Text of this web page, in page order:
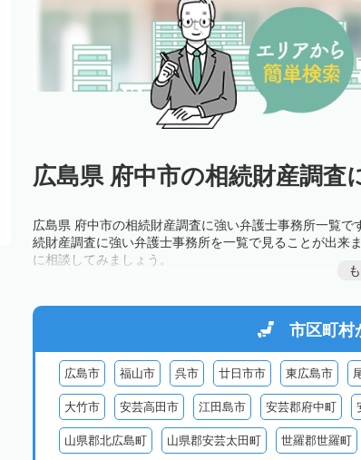
広島県 府中市の相続財産調査
広島県 府中市の相続財産調査に強い弁護士事務所一覧
続財産調査に強い弁護士事務所を一覧で見ることが出来
に相談してみましょう。
市区町村
広島市 福山市 呉市 廿日市市 東広島市
大竹市 安芸高田市 江田島市 安芸郡府中町
山県郡北広島町 山県郡安芸太田町 世羅郡世羅町